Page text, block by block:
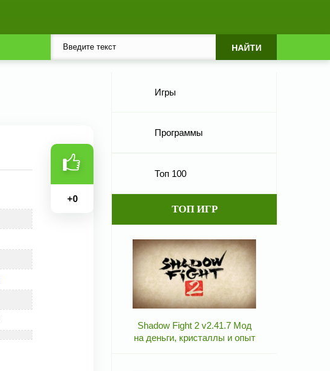
+0
Игры
Программы
Топ 100
ТОП ИГР
Shadow Fight 2 v2.41.7 Мод
на деньги, кристаллы и опыт